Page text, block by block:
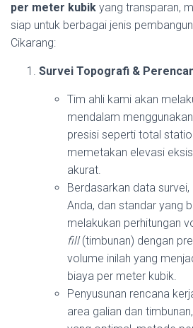
per meter kubik yang transparan,
siap untuk berbagai jenis
Cikarang:
Survei Topografi &
Tim ahli kami akan
mendalam
presisi seperti total
memetakan elevasi
akurat.
Berdasarkan data
Anda, dan standar yang
melakukan perhitungan
fill(timbunan) dengan
volume inilah yang
biaya per meter kubik.
Penyusunan rencana
area galian dan